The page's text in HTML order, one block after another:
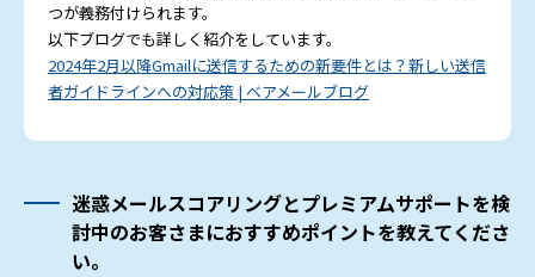
つが義務付けられます。
以下ブログでも詳しく紹介をしています。
2024年2月以降Gmailに送信するための新要件とは？新しい送信
者ガイドラインへの対応策 | ベアメールブログ
迷惑メールスコアリングとプレミアムサポートを検
討中のお客さまにおすすめポイントを教えてくださ
い。